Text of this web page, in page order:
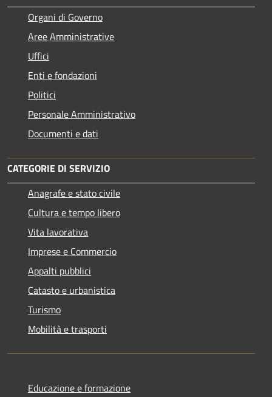
Organi di Governo
Aree Amministrative
Uffici
Enti e fondazioni
Politici
Personale Amministrativo
Documenti e dati
CATEGORIE DI SERVIZIO
Anagrafe e stato civile
Cultura e tempo libero
Vita lavorativa
Imprese e Commercio
Appalti pubblici
Catasto e urbanistica
Turismo
Mobilità e trasporti
Educazione e formazione